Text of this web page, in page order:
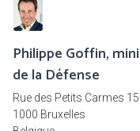
Philippe Goffin,
de la Défense
Rue des Petits Carmes 15
1000 Bruxelles